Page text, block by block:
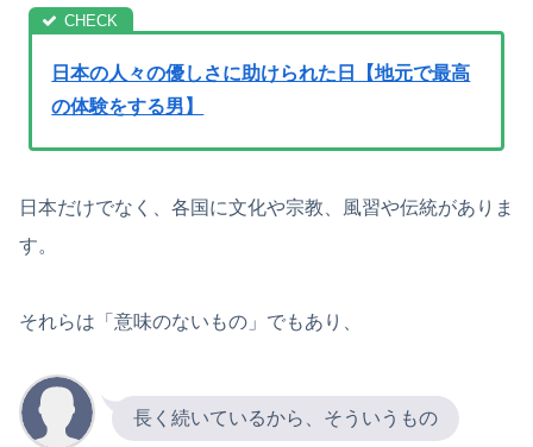
日本の人々の優しさに助けられた日【地元で最高
の体験をする男】
日本だけでなく、各国に文化や宗教、風習や伝統がありま
す。
それらは「意味のないもの」でもあり、
長く続いているから、そういうもの